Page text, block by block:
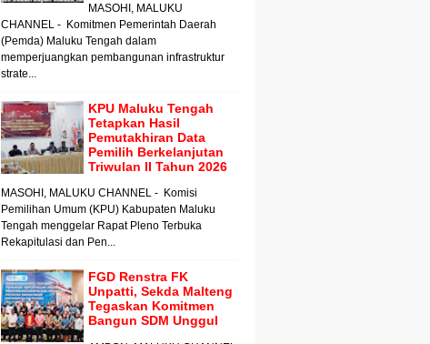
MASOHI, MALUKU
CHANNEL - Komitmen Pemerintah Daerah
(Pemda) Maluku Tengah dalam
memperjuangkan pembangunan infrastruktur
strate...
KPU Maluku Tengah
Tetapkan Hasil
Pemutakhiran Data
Pemilih Berkelanjutan
Triwulan II Tahun 2026
MASOHI, MALUKU CHANNEL - Komisi
Pemilihan Umum (KPU) Kabupaten Maluku
Tengah menggelar Rapat Pleno Terbuka
Rekapitulasi dan Pen...
FGD Renstra FK
Unpatti, Sekda Malteng
Tegaskan Komitmen
Bangun SDM Unggul